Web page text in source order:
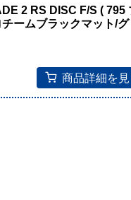
2 RS DISC F/S ( 795
ームブラックマット/グ
商品詳細を